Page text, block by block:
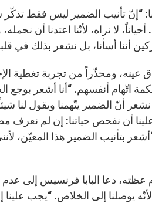
“إنّ تأنيب الضمير ليس فقط
لا نراه، لأنّنا اعتدنا أن
أننا أسأنا، بل نشعر بذلك في
عينه، ومحذّراً من تجربة تغطية
اتّهام أنفسهم. “أنا أشعر
أنّ الضمير يتّهمنا ويقول لنا
أن نفحص حياتنا: إن لم
بتأنيب الضمير هذا المعيّن،
عظته، دعا البابا فرنسيس إلى
يوصلنا إلى الخلاص. “يجب